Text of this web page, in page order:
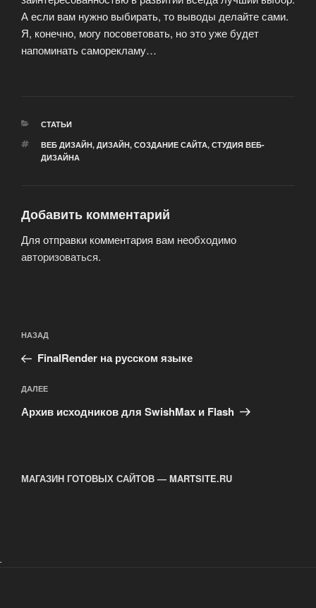
А если вам нужно выбирать, то выводы делайте сами.
Я, конечно, могу посоветовать, но это уже будет
напоминать саморекламу…
РУБРИКИ
СТАТЬИ
МЕТКИ
ВЕБ ДИЗАЙН, ДИЗАЙН, СОЗДАНИЕ САЙТА, СТУДИЯ ВЕБ-
ДИЗАЙНА
Добавить комментарий
Для отправки комментария вам необходимо
авторизоваться.
по
записям
Предыдущая
запись:
НАЗАД
FinalRender на русском языке
Следующая
запись
ДАЛЕЕ
Архив исходников для SwishMax и Flash
МАГАЗИН ГОТОВЫХ САЙТОВ — MARTSITE.RU
.